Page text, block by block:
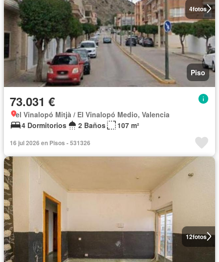
4fotos
Piso
73.031 €
el Vinalopó Mitjà / El Vinalopó Medio, Valencia
4 Dormitorios
2 Baños 107 m²
16 jul 2026 en Pisos - 531326
12fotos